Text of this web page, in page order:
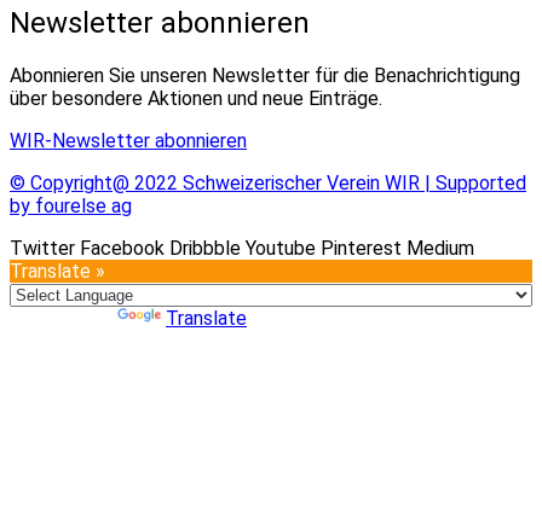
Newsletter abonnieren
Abonnieren Sie unseren Newsletter für die Benachrichtigung
über besondere Aktionen und neue Einträge.
WIR-Newsletter abonnieren
© Copyright@ 2022 Schweizerischer Verein WIR | Supported
by fourelse ag
Twitter Facebook Dribbble Youtube Pinterest Medium
Translate »
Translate